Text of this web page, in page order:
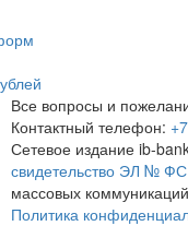
Все вопросы и
Контактный телефон:
Сетевое издание ib-
свидетельство ЭЛ №
массовых
Политика